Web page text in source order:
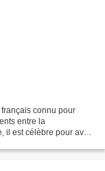
connu pour
entre la
est célèbre pour avoir